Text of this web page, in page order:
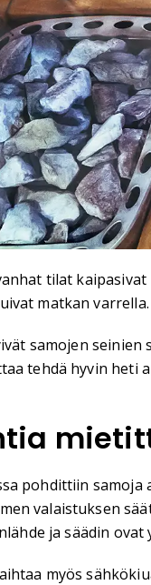
tilat
matkan varrella.
samojen
tehdä hyvin heti
pohdittiin
valaistuksen
ja säädin ovat
myös